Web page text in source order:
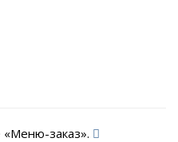
«Меню-заказ».